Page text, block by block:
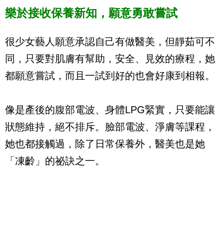
樂於接收保養新知，願意勇敢嘗試
很少女藝人願意承認自己有做醫美，但靜茹可不
同，只要對肌膚有幫助，安全、見效的療程，她
都願意嘗試，而且一試到好的也會好康到相報。
像是產後的腹部電波、身體LPG緊實，只要能讓
狀態維持，絕不排斥。臉部電波、淨膚等課程，
她也都接觸過，除了日常保養外，醫美也是她
「凍齡」的祕訣之一。